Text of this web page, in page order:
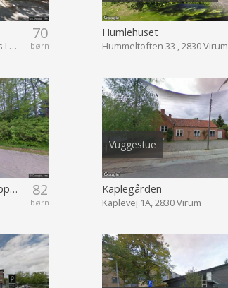
70
børn
Hjortholmsvej 9 , 2800 Kongens Lyngby
Humlehuset
Hummeltoften 33 , 2830 Virum
82
børn
Idrætsbørnehuset Græshoppen
Vuggestue
Kaplegården
Kaplevej 1A, 2830 Virum